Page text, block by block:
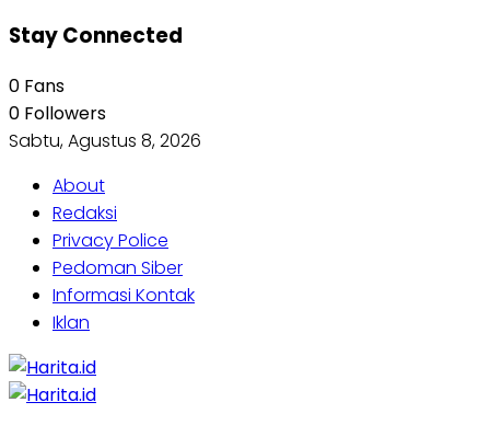
Stay Connected
0 Fans
0 Followers
Sabtu, Agustus 8, 2026
About
Redaksi
Privacy Police
Pedoman Siber
Informasi Kontak
Iklan